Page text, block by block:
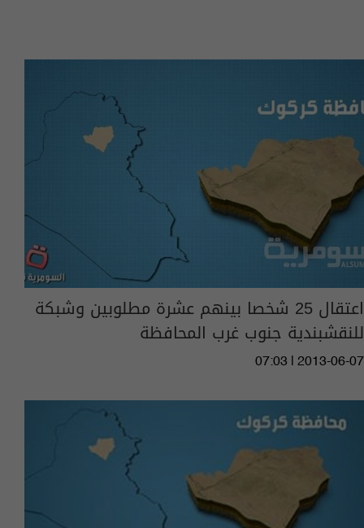
اعتقال 25 شخصا بينهم عشرة مطلوبين وشبكة
للنقشبندية جنوب غرب المحافظة
07:03 | 2013-06-07